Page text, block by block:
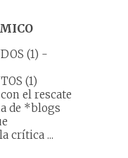
(1) -
(1)
el rescate
de *blogs
crítica ...